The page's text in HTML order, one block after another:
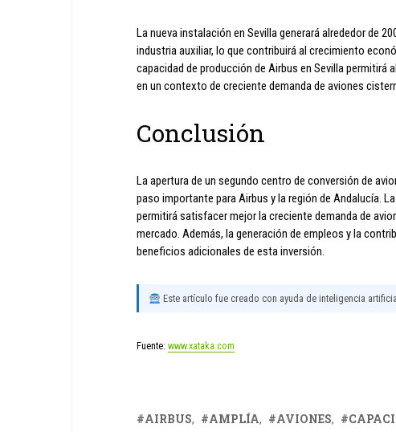
La nueva instalación en Sevilla generará alrededor de
industria auxiliar, lo que contribuirá al crecimiento
capacidad de producción de Airbus en Sevilla
en un contexto de creciente demanda de aviones
Conclusión
La apertura de un segundo centro de conversión de
paso importante para Airbus y la región de Andalucía.
permitirá satisfacer mejor la creciente demanda de
mercado. Además, la generación de empleos y la
beneficios adicionales de esta inversión.
Este artículo fue creado con ayuda de inteligencia
Fuente: www.xataka.com
AIRBUS AMPLÍA AVIONES